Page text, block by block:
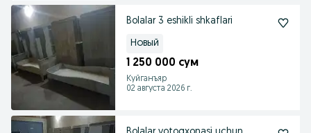
Bolalar 3 eshikli shkaflari
Новый
1 250 000 сум
Куйганъяр
02 августа 2026 г.